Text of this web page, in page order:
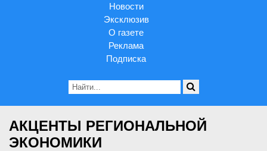
Новости
Эксклюзив
О газете
Реклама
Подписка
АКЦЕНТЫ РЕГИОНАЛЬНОЙ
ЭКОНОМИКИ